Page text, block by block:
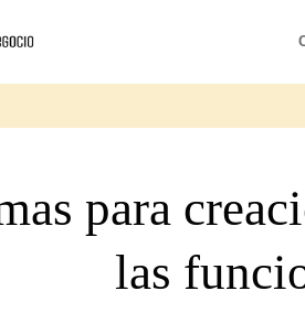
para
las